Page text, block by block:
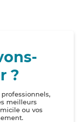
?
meilleurs
ou vos